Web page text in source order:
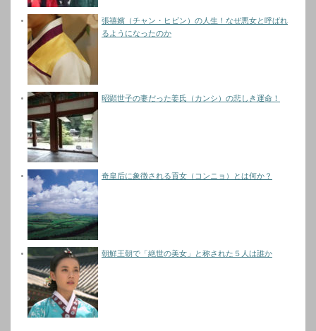
張禧嬪（チャン・ヒビン）の人生！なぜ悪女と呼ばれ
るようになったのか
昭顕世子の妻だった姜氏（カンシ）の悲しき運命！
奇皇后に象徴される貢女（コンニョ）とは何か？
朝鮮王朝で「絶世の美女」と称された５人は誰か